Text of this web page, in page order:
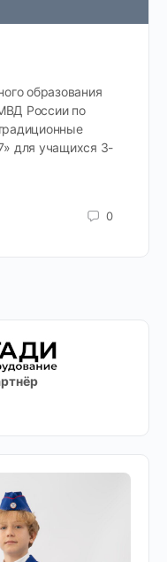
образования
России по
для учащихся 3-
0